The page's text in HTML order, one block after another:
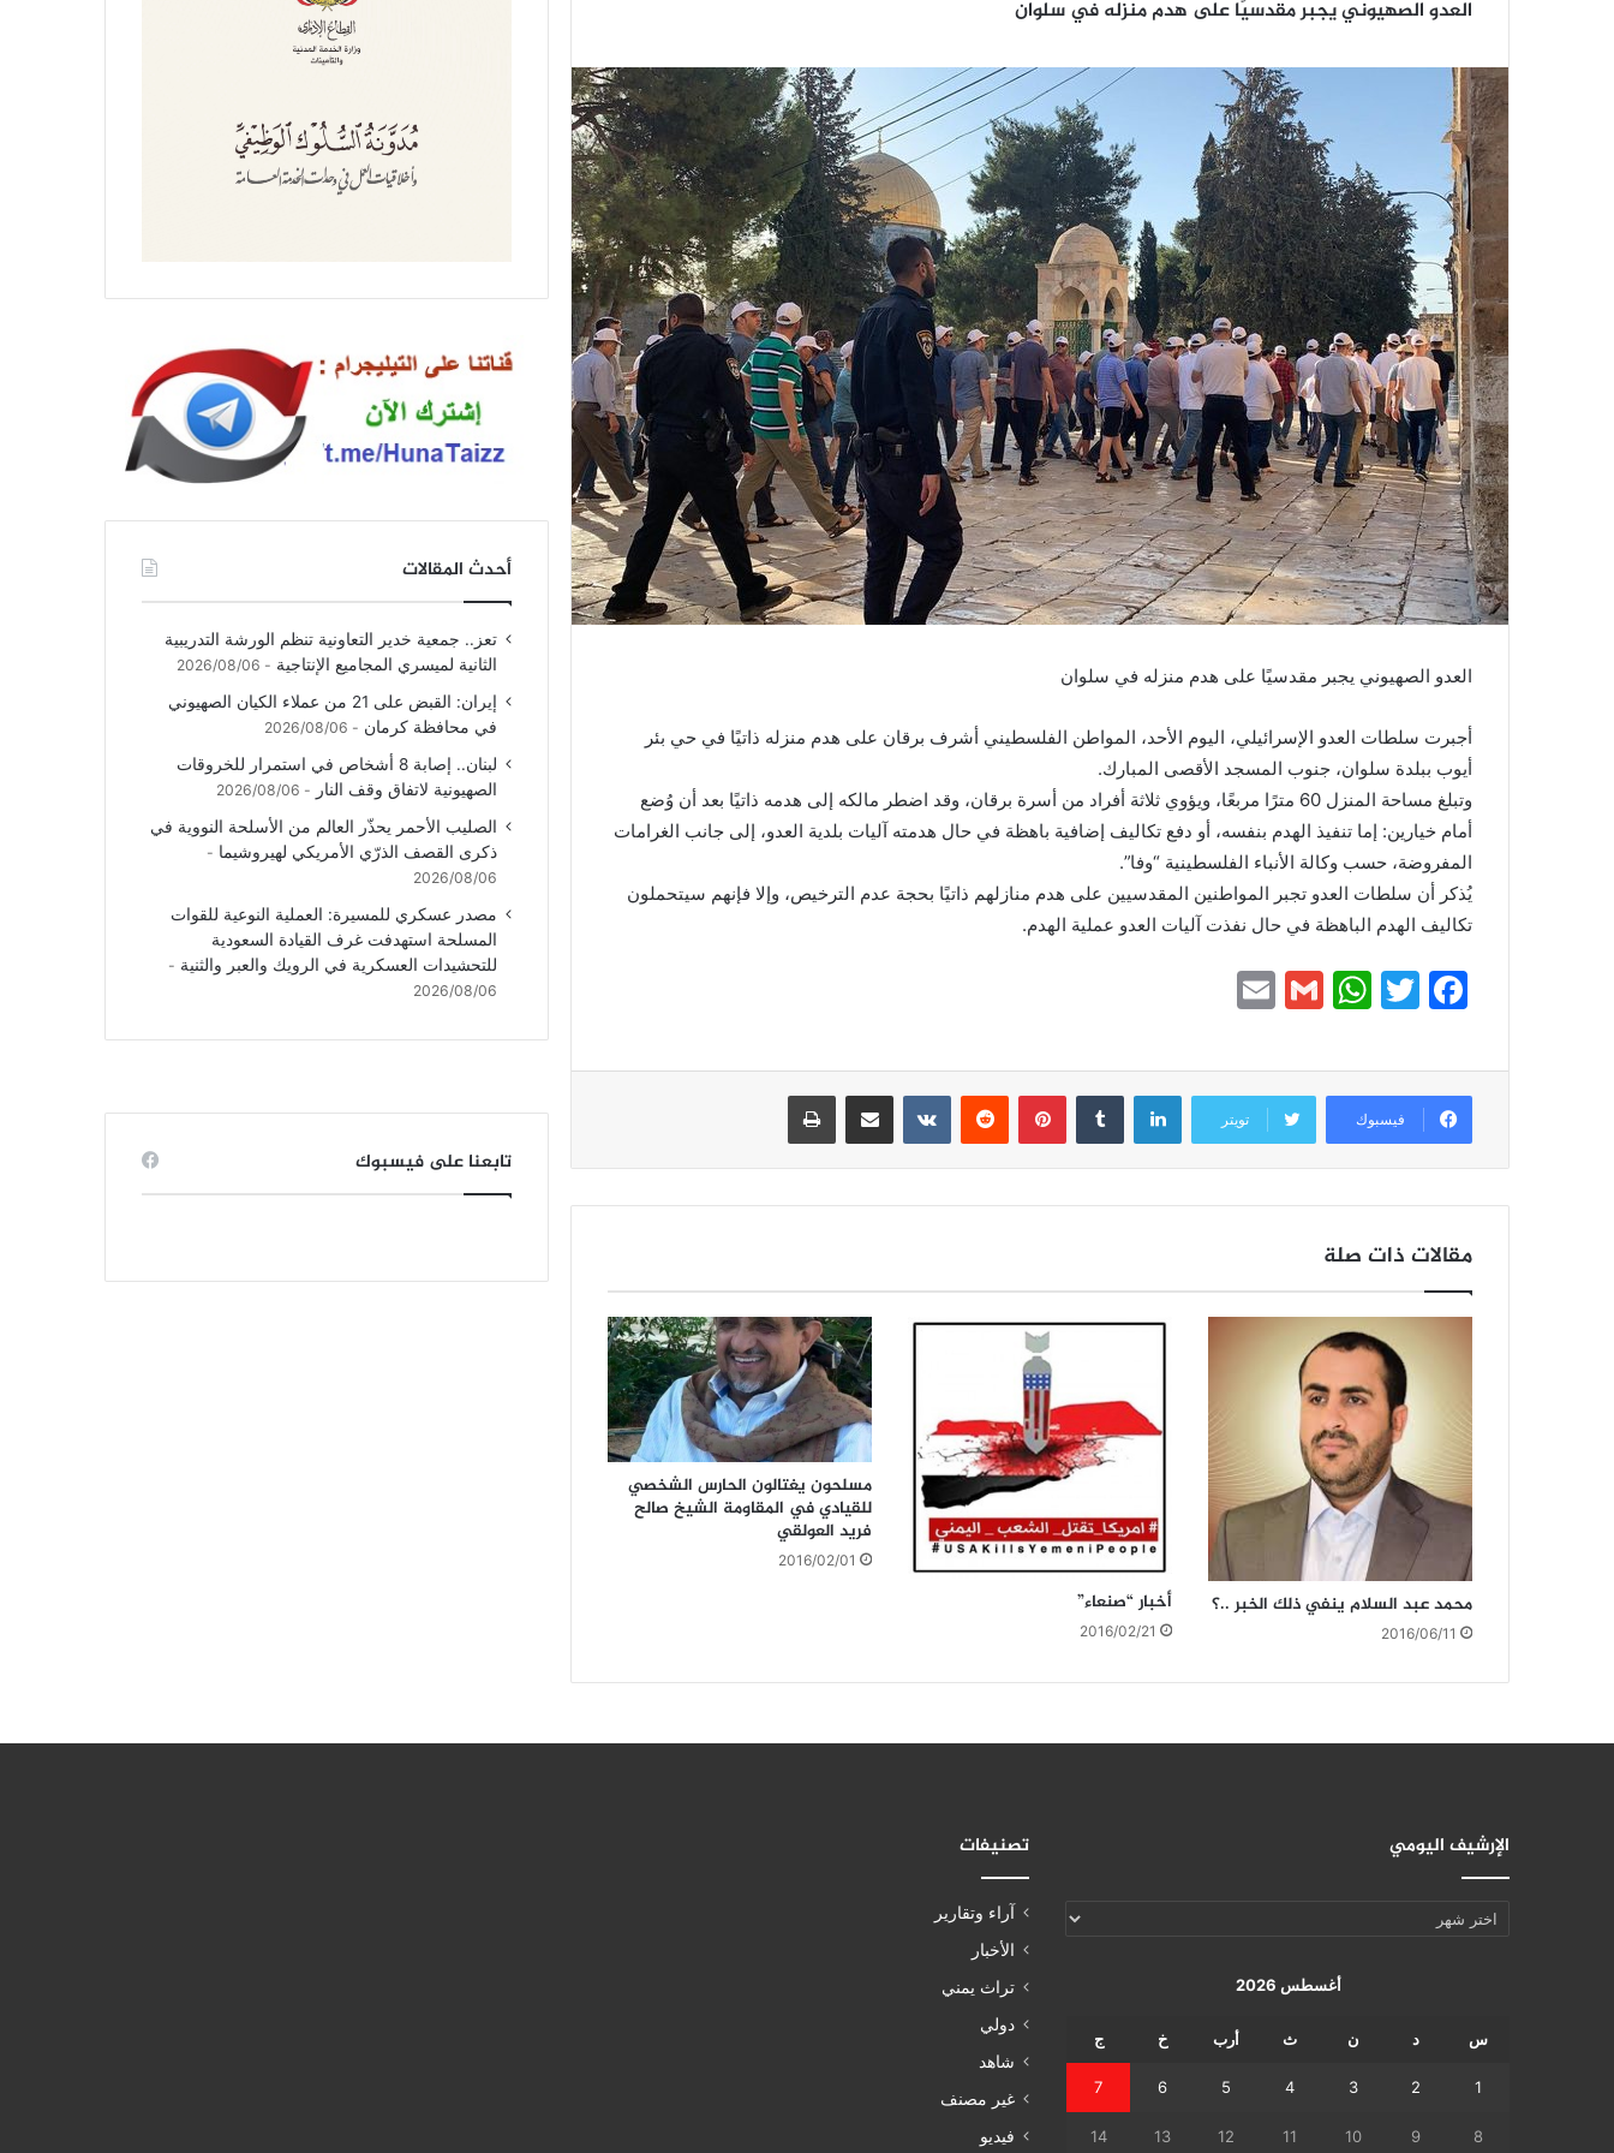
العدو الصهيوني يجبر مقدسيًا على هدم منزله في سلوان
العدو الصهيوني يجبر مقدسيًا على هدم منزله في سلوان
أجبرت سلطات العدو الإسرائيلي، اليوم الأحد، المواطن الفلسطيني أشرف برقان على هدم منزله ذاتيًا في حي بئر
أيوب ببلدة سلوان، جنوب المسجد الأقصى المبارك.
وتبلغ مساحة المنزل 60 مترًا مربعًا، ويؤوي ثلاثة أفراد من أسرة برقان، وقد اضطر مالكه إلى هدمه ذاتيًا بعد أن وُضع
أمام خيارين: إما تنفيذ الهدم بنفسه، أو دفع تكاليف إضافية باهظة في حال هدمته آليات بلدية العدو، إلى جانب الغرامات
المفروضة، حسب وكالة الأنباء الفلسطينية “وفا”.
يُذكر أن سلطات العدو تجبر المواطنين المقدسيين على هدم منازلهم ذاتيًا بحجة عدم الترخيص، وإلا فإنهم سيتحملون
تكاليف الهدم الباهظة في حال نفذت آليات العدو عملية الهدم.
F
c
e
b
o
o
k
T
itt
er
W
at
s
A
p
p
G
ai
l
ai
l
فيسبوك تويتر
لينكدإن بينتيريست مشاركة عبر البريد طباعة
مقالات ذات صلة
محمد عبد السلام ينفي ذلك الخبر ..؟
2016/06/11
أخبار “صنعاء”
2016/02/21
مسلحون يغتالون الحارس الشخصي
للقيادي في المقاومة الشيخ صالح
فريد العولقي
2016/02/01
أحدث المقالات
تعز.. جمعية خدير التعاونية تنظم الورشة التدريبية
الثانية لميسري المجاميع الإنتاجية
2026/08/06
إيران: القبض على 21 من عملاء الكيان الصهيوني
في محافظة كرمان
2026/08/06
لبنان.. إصابة 8 أشخاص في استمرار للخروقات
الصهيونية لاتفاق وقف النار
2026/08/06
الصليب الأحمر يحذّر العالم من الأسلحة النووية في
ذكرى القصف الذرّي الأمريكي لهيروشيما
2026/08/06
مصدر عسكري للمسيرة: العملية النوعية للقوات
المسلحة استهدفت غرف القيادة السعودية
للتحشيدات العسكرية في الرويك والعبر والثنية
2026/08/06
تابعنا على فيسبوك
الإرشيف اليومي
الإرشيف
أغسطس 2026
س د ن ث أرب خ ج
1
2
3
4
5
6
7
8
9
10
11
12
13
14
تصنيفات
آراء وتقارير
الأخبار
تراث يمني
دولي
شاهد
غير مصنف
فيديو